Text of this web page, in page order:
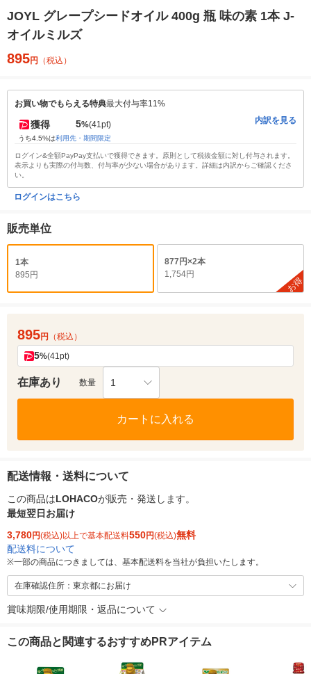
JOYL グレープシードオイル 400g 瓶 味の素 1本 J-
オイルミルズ
895円 （税込）
お買い物でもらえる特典最大付与率11%
獲得 5%(41pt)
うち4.5%は利用先・期間限定
内訳を見る
ログイン&全額PayPay支払いで獲得できます。原則として税抜金額に対し付与されます。
表示よりも実際の付与数、付与率が少ない場合があります。詳細は内訳からご確認くださ
い。
ログインはこちら
販売単位
1本
895円
877円×2本
1,754円
お得
895円 （税込）
5%(41pt)
在庫あり 数量 1
カートに入れる
配送情報・送料について
この商品はLOHACOが販売・発送します。
最短翌日お届け
3,780円(税込)以上で基本配送料550円(税込)無料
配送料について
※一部の商品につきましては、基本配送料を当社が負担いたします。
在庫確認住所：東京都にお届け
賞味期限/使用期限・返品について
この商品と関連するおすすめPRアイテム